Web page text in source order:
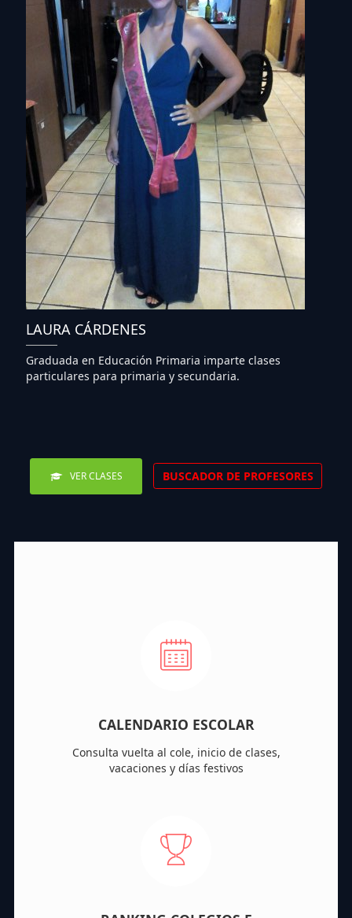
LAURA CÁRDENES
Graduada en Educación Primaria imparte clases
particulares para primaria y secundaria.
VER CLASES BUSCADOR DE PROFESORES
CALENDARIO ESCOLAR
Consulta vuelta al cole, inicio de clases,
vacaciones y días festivos